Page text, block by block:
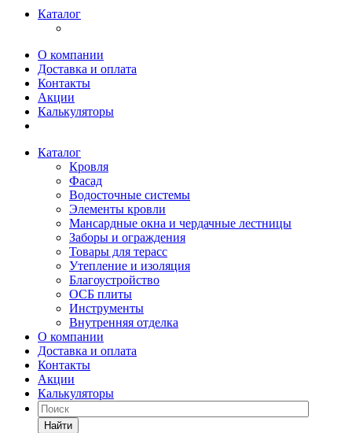
Каталог
О компании
Доставка и оплата
Контакты
Акции
Калькуляторы
Каталог
Кровля
Фасад
Водосточные системы
Элементы кровли
Мансардные окна и чердачные лестницы
Заборы и ограждения
Товары для терасс
Утепление и изоляция
Благоустройство
ОСБ плиты
Инструменты
Внутренняя отделка
О компании
Доставка и оплата
Контакты
Акции
Калькуляторы
Найти